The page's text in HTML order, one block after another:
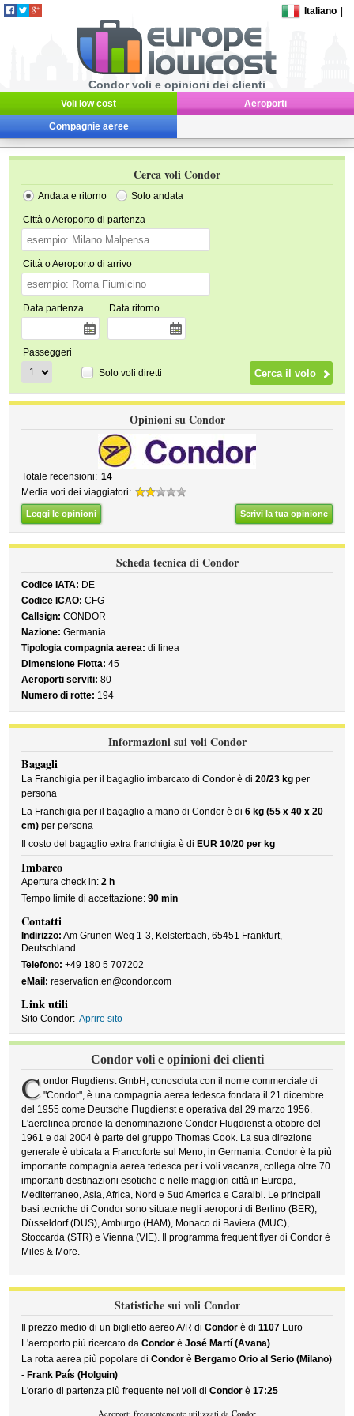
Italiano
Condor voli e opinioni dei clienti
Voli low cost Aeroporti
Compagnie aeree
Cerca voli Condor
Andata e ritorno Solo andata
Città o Aeroporto di partenza
Città o Aeroporto di arrivo
Data partenza Data ritorno
Passeggeri
Solo voli diretti
Opinioni su Condor
Totale recensioni: 14
Media voti dei viaggiatori:
Leggi le opinioni Scrivi la tua opinione
Scheda tecnica di Condor
Codice IATA: DE
Codice ICAO: CFG
Callsign: CONDOR
Nazione: Germania
Tipologia compagnia aerea: di linea
Dimensione Flotta: 45
Aeroporti serviti: 80
Numero di rotte: 194
Informazioni sui voli Condor
Bagagli
La Franchigia per il bagaglio imbarcato di Condor è di20/23 kg per
persona
La Franchigia per il bagaglio a mano di Condor è di6 kg (55 x 40 x 20
cm) per persona
Il costo del bagaglio extra franchigia è di EUR 10/20 per kg
Imbarco
Apertura check in:2 h
Tempo limite di accettazione:90 min
Contatti
Indirizzo: Am Grunen Weg 1-3, Kelsterbach, 65451 Frankfurt,
Deutschland
Telefono: +49 180 5 707202
eMail: reservation.en@condor.com
Link utili
Sito Condor: Aprire sito
Condor voli e opinioni dei clienti
C ondor Flugdienst GmbH, conosciuta con il nome commerciale di
"Condor", è una compagnia aerea tedesca fondata il 21 dicembre
del 1955 come Deutsche Flugdienst e operativa dal 29 marzo 1956.
L'aerolinea prende la denominazione Condor Flugdienst a ottobre del
1961 e dal 2004 è parte del gruppo Thomas Cook. La sua direzione
generale è ubicata a Francoforte sul Meno, in Germania. Condor è la più
importante compagnia aerea tedesca per i voli vacanza, collega oltre 70
importanti destinazioni esotiche e nelle maggiori città in Europa,
Mediterraneo, Asia, Africa, Nord e Sud America e Caraibi. Le principali
basi tecniche di Condor sono situate negli aeroporti di Berlino (BER),
Düsseldorf (DUS), Amburgo (HAM), Monaco di Baviera (MUC),
Stoccarda (STR) e Vienna (VIE). Il programma frequent flyer di Condor è
Miles & More.
Statistiche sui voli Condor
Il prezzo medio di un biglietto aereo A/R diCondor è di1107 Euro
L'aeroporto più ricercato daCondor èJosé Martí (Avana)
La rotta aerea più popolare diCondor è Bergamo Orio al Serio (Milano)
- Frank País (Holguin)
L'orario di partenza più frequente nei voli diCondor è17:25
Aeroporti frequentemente utilizzati da Condor